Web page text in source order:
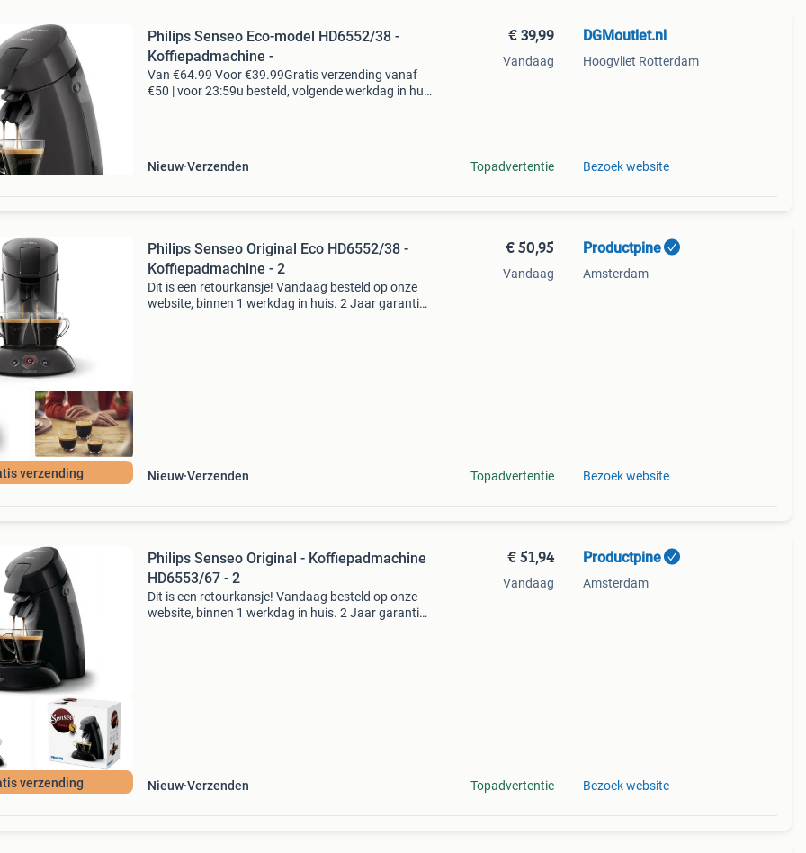
Philips Senseo Eco-model HD6552/38 -
Koffiepadmachine -
Van €64.99 Voor €39.99Gratis verzending vanaf
€50 | voor 23:59u besteld, volgende werkdag in huis
Nieuw Verzenden
€ 39,99
Vandaag
Topadvertentie
DGMoutlet.nl
Hoogvliet Rotterdam
Bezoek website
verzending
Philips Senseo Original Eco HD6552/38 -
Koffiepadmachine - 2
Dit is een retourkansje! Vandaag besteld op onze
website, binnen 1 werkdag in huis. 2 Jaar garantie.
Nieuw Verzenden
€ 50,95
Vandaag
Topadvertentie
Productpine
Amsterdam
Bezoek website
verzending
Philips Senseo Original - Koffiepadmachine
HD6553/67 - 2
Dit is een retourkansje! Vandaag besteld op onze
website, binnen 1 werkdag in huis. 2 Jaar garantie.
Nieuw Verzenden
€ 51,94
Vandaag
Topadvertentie
Productpine
Amsterdam
Bezoek website